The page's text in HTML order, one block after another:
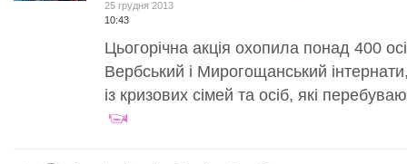
25 грудня 2013
10:43
Цьогорічна акція охопила понад 400
Вербський і Мирогощанський інтернати,
із кризових сімей та осіб, які